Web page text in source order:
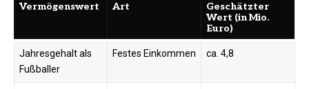
Vermögenswert Art
Geschätzter
Wert (in Mio.
Euro)
Jahresgehalt als
Fußballer
Festes Einkommen ca. 4,8